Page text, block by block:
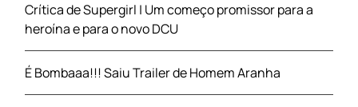
Crítica de Supergirl | Um começo promissor para a
heroína e para o novo DCU
É Bombaaa!!! Saiu Trailer de Homem Aranha